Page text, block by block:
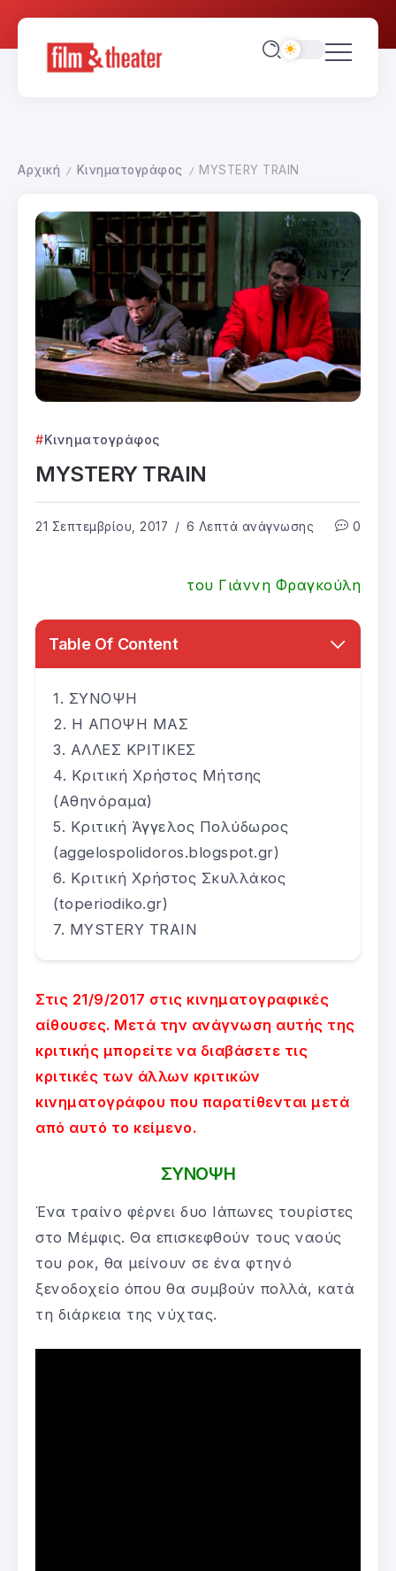
Αρχική / Κινηματογράφος / MYSTERY TRAIN
Κινηματογράφος
MYSTERY TRAIN
21 Σεπτεμβρίου, 2017 6 Λεπτά ανάγνωσης 0
του Γιάννη Φραγκούλη
Table Of Content
ΣΥΝΟΨΗ
Η ΑΠΟΨΗ ΜΑΣ
ΑΛΛΕΣ ΚΡΙΤΙΚΕΣ
Κριτική Χρήστος Μήτσης
(Αθηνόραμα)
Κριτική Άγγελος Πολύδωρος
(aggelospolidoros.blogspot.gr)
Κριτική Χρήστος Σκυλλάκος
(toperiodiko.gr)
MYSTERY TRAIN
Στις 21/9/2017 στις κινηματογραφικές
αίθουσες. Μετά την ανάγνωση αυτής της
κριτικής μπορείτε να διαβάσετε τις
κριτικές των άλλων κριτικών
κινηματογράφου που παρατίθενται μετά
από αυτό το κείμενο.
ΣΥΝΟΨΗ
Ένα τραίνο φέρνει δυο Ιάπωνες τουρίστες
στο Μέμφις. Θα επισκεφθούν τους ναούς
του ροκ, θα μείνουν σε ένα φτηνό
ξενοδοχείο όπου θα συμβούν πολλά, κατά
τη διάρκεια της νύχτας.